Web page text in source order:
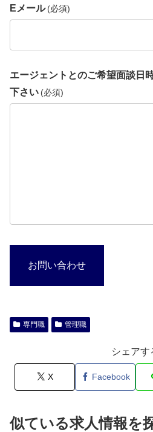
Eメール (必須)
エージェントとのご希望面談
下さい (必須)
お問い合わせ
専門職 管理職
シェアす
X Facebook
似ている求人情報を